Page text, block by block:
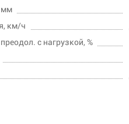
мм
км/ч
с нагрузкой, %